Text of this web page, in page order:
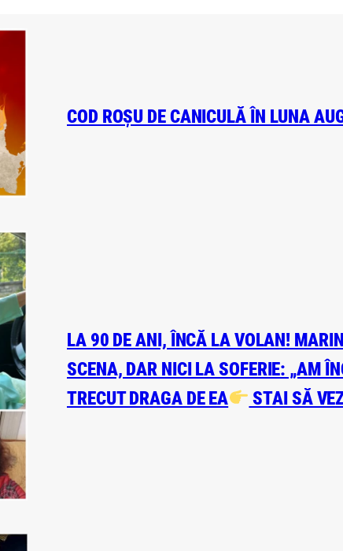
COD ROȘU DE CANICULĂ ÎN LUNA
LA 90 DE ANI, ÎNCĂ LA VOLAN!
SCENA, DAR NICI LA SOFERIE: „AM
TRECUT DRAGA DE EA
STAI SĂ